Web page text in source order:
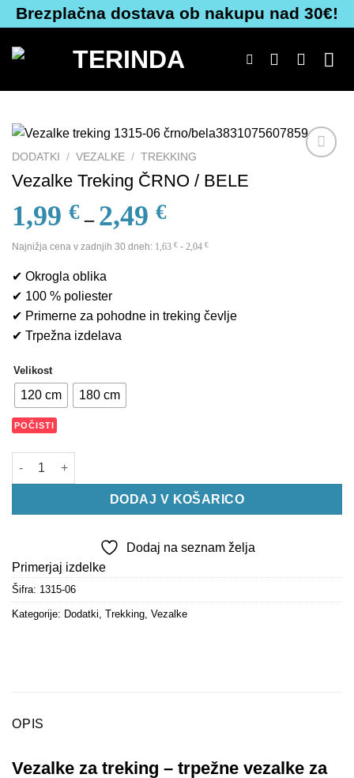
Skoči
na
vsebino
Brezplačna dostava ob nakupu nad 30€!
DODATKI / VEZALKE / TREKKING
Vezalke Treking ČRNO / BELE
1,99 €– 2,49 €
Najnižja cena v zadnjih 30 dneh: 1,63 € - 2,04 €
✔ Okrogla oblika
✔ 100 % poliester
✔ Primerne za pohodne in treking čevlje
✔ Trpežna izdelava
Velikost
120 cm 180 cm
POČISTI
Vezalke Treking ČRNO / BELE količina
DODAJ V KOŠARICO
Dodaj na seznam želja
Primerjaj izdelke
Šifra: 1315-06
Kategorije: Dodatki Trekking Vezalke
OPIS
Vezalke za treking – trpežne vezalke za